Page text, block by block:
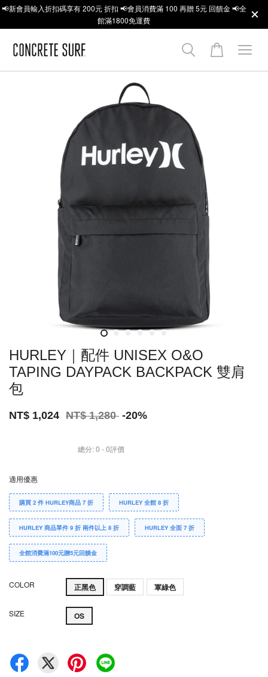
📢新會員輸入折扣碼享有 200元 折扣 📢會員消費滿 100 再贈 5元 回饋金 📢全
館滿1800免運費
HURLEY｜配件 UNISEX O&O
TAPING DAYPACK BACKPACK 雙肩
包
NT$ 1,024 NT$ 1,280 -20%
總分:0 -0評價
適用優惠
購買 2 件 HURLEY商品 7 折 HURLEY 全館 8 折
HURLEY 商品單件 9 折 兩件以上 8 折 HURLEY 全面 7 折
全館消費滿100元贈5元回饋金
COLOR 正黑色 穿調藍 軍綠色
SIZE OS